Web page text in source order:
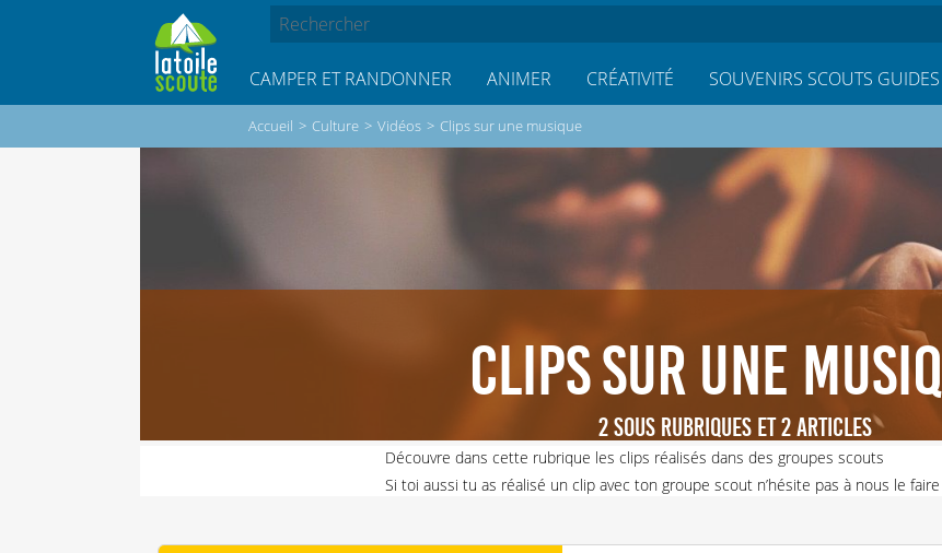
CAMPER ET RANDONNER ANIMER CRÉATIVITÉ SOUVENIRS SCOUTS GUIDES
Accueil > Culture > Vidéos > Clips sur une musique
CLIPS SUR UNE
2 SOUS RUBRIQUES ET 2 ARTICLES
Découvre dans cette rubrique les clips réalisés dans des groupes scouts
Si toi aussi tu as réalisé un clip avec ton groupe scout n’hésite pas à nous le